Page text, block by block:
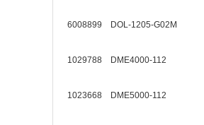
6008899 DOL-1205-G02M
1029788 DME4000-112
1023668 DME5000-112